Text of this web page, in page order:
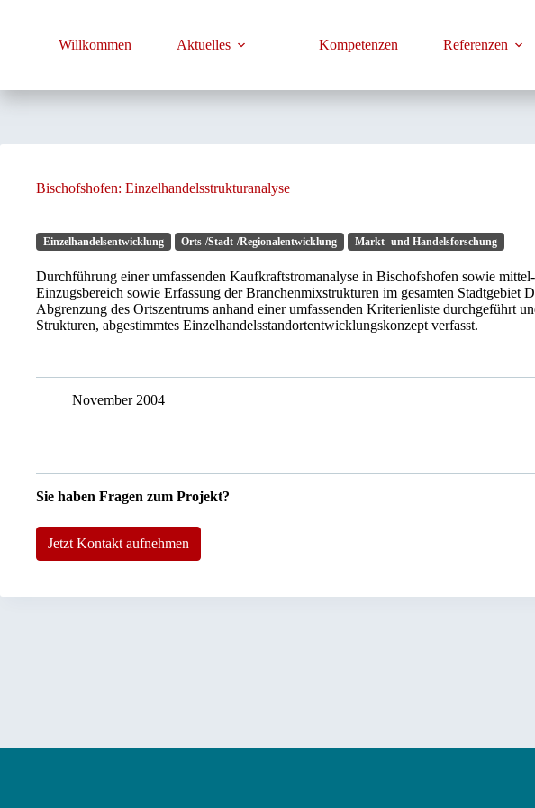
Willkommen Aktuelles Kompetenzen Referenzen
Bischofshofen: Einzelhandelsstrukturanalyse
Einzelhandelsentwicklung Orts-/Stadt-/Regionalentwicklung Markt- und Handelsforschung
Durchführung einer umfassenden Kaufkraftstromanalyse in Bischofshofen sowie
Einzugsbereich sowie Erfassung der Branchenmixstrukturen im gesamten Stadtgebiet
Abgrenzung des Ortszentrums anhand einer umfassenden Kriterienliste durchgeführt
Strukturen, abgestimmtes Einzelhandelsstandortentwicklungskonzept verfasst.
November 2004
Sie haben Fragen zum Projekt?
Jetzt Kontakt aufnehmen